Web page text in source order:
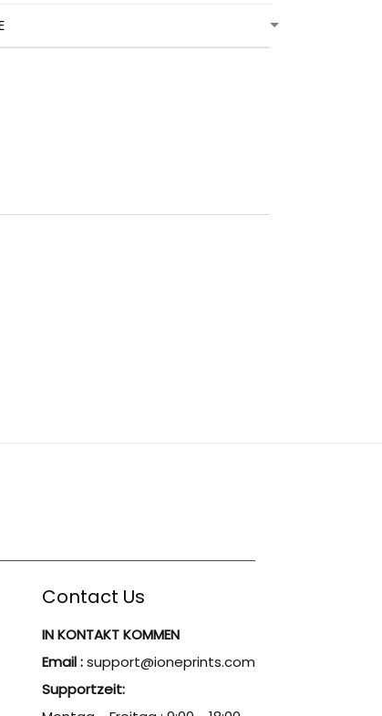
Contact Us
IN KONTAKT KOMMEN
Email :support@ioneprints.com
Supportzeit: